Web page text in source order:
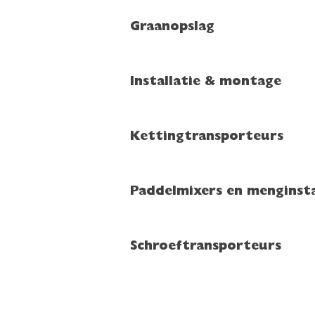
Graanopslag
Installatie & montage
Kettingtransporteurs
Paddelmixers en
Schroeftransporteurs